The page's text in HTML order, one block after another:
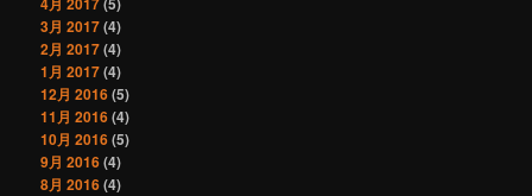
3月 2017(4)
2月 2017(4)
1月 2017(4)
12月 2016(5)
11月 2016(4)
10月 2016(5)
9月 2016(4)
8月 2016(4)